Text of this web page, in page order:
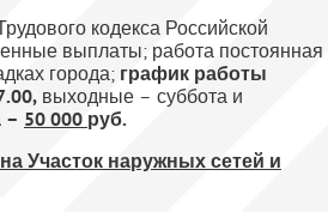
кодекса Российской
выплаты; работа постоянная
города; график работы
выходные – суббота и
– 50 000 руб.
Участок наружных сетей и